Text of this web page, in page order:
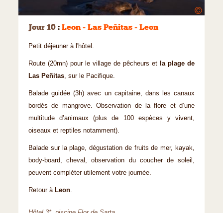
©
Jour 10 : Leon - Las Peñitas - Leon
Petit déjeuner à l'hôtel.
Route (20mn) pour le village de pêcheurs et
la plage de
Las Peñitas, sur le Pacifique.
Balade guidée (3h) avec un capitaine, dans les canaux
bordés de mangrove. Observation de la flore et d’une
multitude d’animaux (plus de 100 espèces y vivent,
oiseaux et reptiles notamment).
Balade sur la plage, dégustation de fruits de mer, kayak,
body-board, cheval, observation du coucher de soleil,
peuvent compléter utilement votre journée.
Retour à Leon.